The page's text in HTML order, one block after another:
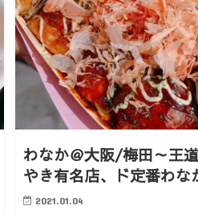
わなか＠大阪/梅田～王
やき有名店、ド定番わな
2021.01.04